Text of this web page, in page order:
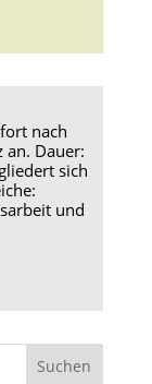
nach
an. Dauer:
sich
und